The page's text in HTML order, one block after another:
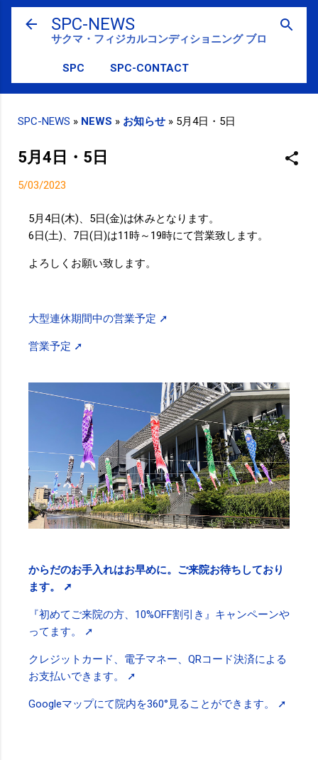
スキップしてメイン コンテンツに移動
SPC-NEWS
サクマ・フィジカルコンディショニング ブログ
SPC SPC-CONTACT
SPC-NEWS » NEWS » お知らせ » 5月4日・5日
5月4日・5日
5/03/2023
5月4日(木)、5日(金)は休みとなります。
6日(土)、7日(日)は11時～19時にて営業致します。
よろしくお願い致します。
大型連休期間中の営業予定 ➚
営業予定 ➚
からだのお手入れはお早めに。ご来院お待ちしており
ます。 ➚
『初めてご来院の方、10%OFF割引き』キャンペーンや
ってます。 ➚
クレジットカード、電子マネー、QRコード決済による
お支払いできます。 ➚
Googleマップにて院内を360°見ることができます。 ➚